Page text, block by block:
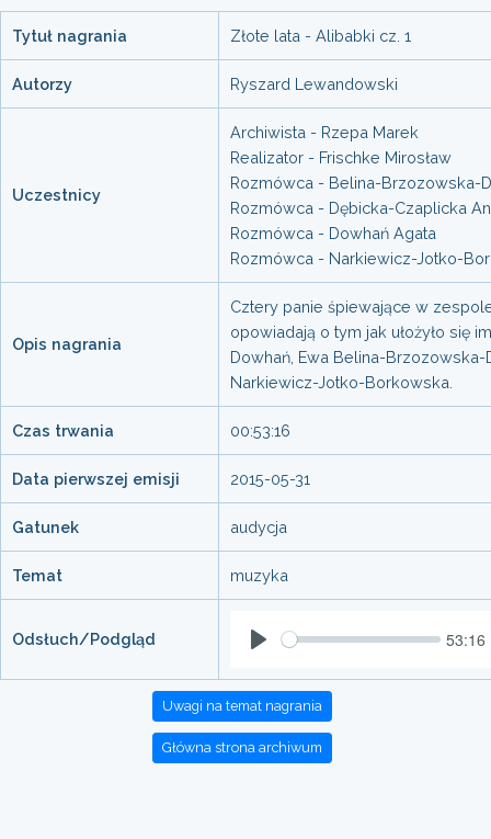
Tytuł nagrania Złote lata - Alibabki cz. 1
Autorzy Ryszard Lewandowski
Uczestnicy
Archiwista - Rzepa Marek
Realizator - Frischke Mirosław
Rozmówca - Belina-Brzozowska-
Rozmówca - Dębicka-Czaplicka
Rozmówca - Dowhań Agata
Rozmówca - Narkiewicz-Jotko-
Opis nagrania
Cztery panie śpiewające w
opowiadają o tym jak ułożyło się
Dowhań, Ewa Belina-Brzozowska-
Narkiewicz-Jotko-Borkowska.
Czas trwania 00:53:16
Data pierwszej emisji 2015-05-31
Gatunek audycja
Temat muzyka
Odsłuch/Podgląd 53:16
Uwagi na temat nagrania
Główna strona archiwum